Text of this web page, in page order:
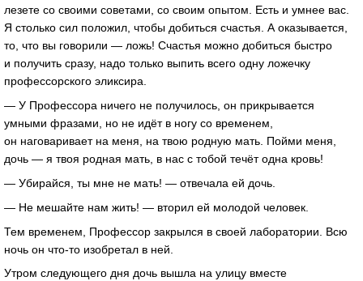
лезете со своими советами, со своим опытом. Есть и умнее вас.
Я столько сил положил, чтобы добиться счастья. А оказывается,
то, что вы говорили — ложь! Счастья можно добиться быстро
и получить сразу, надо только выпить всего одну ложечку
профессорского эликсира.
— У Профессора ничего не получилось, он прикрывается
умными фразами, но не идёт в ногу со временем,
он наговаривает на меня, на твою родную мать. Пойми меня,
дочь — я твоя родная мать, в нас с тобой течёт одна кровь!
— Убирайся, ты мне не мать! — отвечала ей дочь.
— Не мешайте нам жить! — вторил ей молодой человек.
Тем временем, Профессор закрылся в своей лаборатории. Всю
ночь он что-то изобретал в ней.
Утром следующего дня дочь вышла на улицу вместе